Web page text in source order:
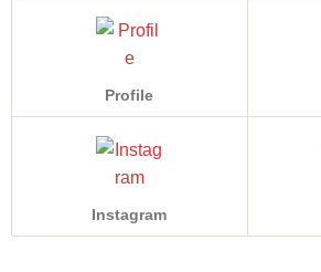
Profile
Instagram